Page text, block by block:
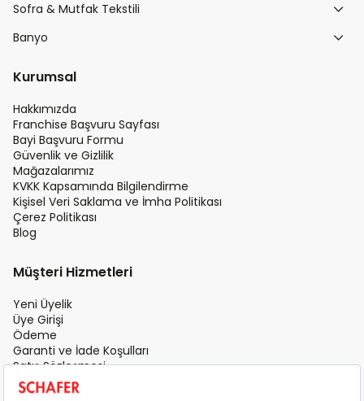
Sofra & Mutfak Tekstili
Banyo
Kurumsal
Hakkımızda
Franchise Başvuru Sayfası
Bayi Başvuru Formu
Güvenlik ve Gizlilik
Mağazalarımız
KVKK Kapsamında Bilgilendirme
Kişisel Veri Saklama ve İmha Politikası
Çerez Politikası
Blog
Müşteri Hizmetleri
Yeni Üyelik
Üye Girişi
Ödeme
Garanti ve İade Koşulları
Satış Sözleşmesi
Üyelik Sözleşmesi
İletişim